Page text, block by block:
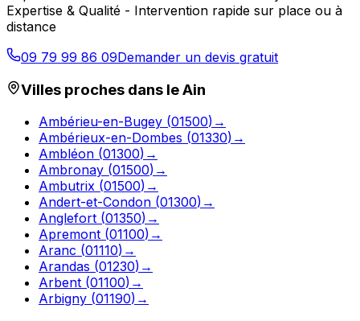
Expertise & Qualité - Intervention rapide sur place ou à
distance
09 79 99 86 09Demander un devis gratuit
Villes proches dans leAin
Ambérieu-en-Bugey (01500) →
Ambérieux-en-Dombes (01330) →
Ambléon (01300) →
Ambronay (01500) →
Ambutrix (01500) →
Andert-et-Condon (01300) →
Anglefort (01350) →
Apremont (01100) →
Aranc (01110) →
Arandas (01230) →
Arbent (01100) →
Arbigny (01190) →